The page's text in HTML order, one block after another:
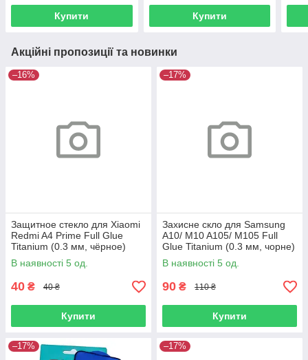
Купити Купити
Акційні пропозиції та новинки
–16%
Защитное стекло для Xiaomi
Redmi A4 Prime Full Glue
Titanium (0.3 мм, чёрное)
Люкс
В наявності 5 од.
40 ₴ 40 ₴
Купити
–17%
Захисне скло для Samsung
A10/ M10 A105/ M105 Full
Glue Titanium (0.3 мм, чорне)
Люкс
В наявності 5 од.
90 ₴ 110 ₴
Купити
–17% –17%